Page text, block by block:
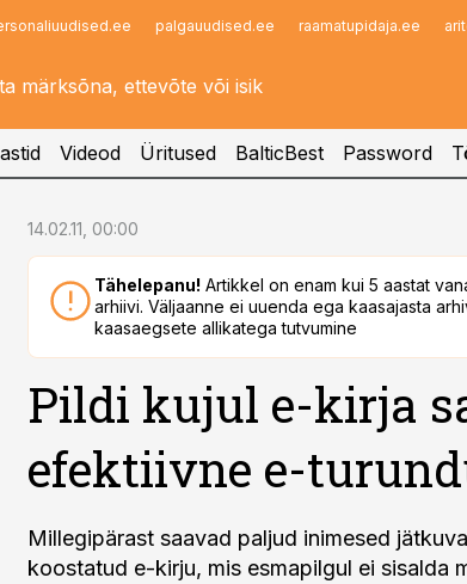
palgauudised.ee raamatupidaja.ee
Infopank
Videod Üritused BalticBest Password
14.02.11, 00:00
Tähelepanu! Artikkel on enam kui 5 aastat
arhiivi. Väljaanne ei uuenda ega kaasajasta
kaasaegsete allikatega tutvumine
Pildi kujul e-kirja
efektiivne e-
Millegipärast saavad paljud inimesed
koostatud e-kirju, mis esmapilgul ei sisalda